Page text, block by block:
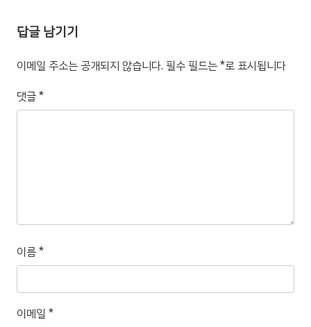
답글 남기기
이메일 주소는 공개되지 않습니다. 필수 필드는*로 표시됩니다
댓글*
이름*
이메일 *